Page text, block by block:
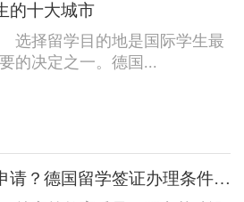
的十大城市
择留学目的地是国际学生最
的决定之一。德国...
德国留学签证怎么申请？德国留学签证办理条件和要求